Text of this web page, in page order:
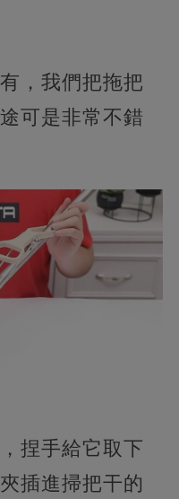
，我們把拖把
可是非常不錯
捏手給它取下
插進掃把干的